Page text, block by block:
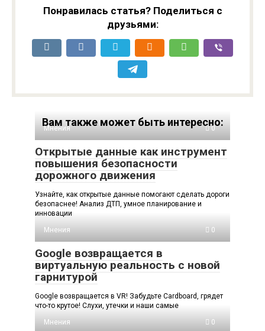
Понравилась статья? Поделиться с
друзьями:
Вам также может быть интересно:
Мнения 0
Открытые данные как инструмент
повышения безопасности
дорожного движения
Узнайте, как открытые данные помогают сделать дороги
безопаснее! Анализ ДТП, умное планирование и
инновации
Мнения
0
Google возвращается в
виртуальную реальность с новой
гарнитурой
Google возвращается в VR! Забудьте Cardboard, грядет
что-то крутое! Слухи, утечки и наши самые
Мнения
0